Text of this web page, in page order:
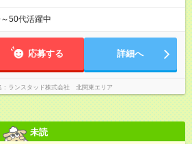
50代活躍中
応募する 詳細へ
ランスタッド株式会社 北関東エリア
未読